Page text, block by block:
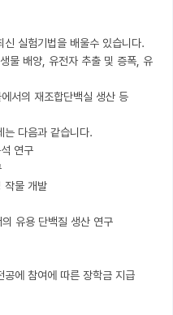
에 참여에 따른 장학금 지급